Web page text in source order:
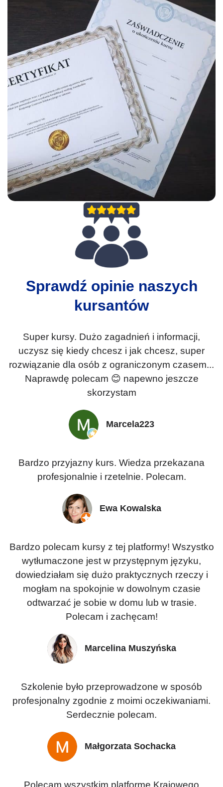
Sprawdź opinie naszych
kursantów
Super kursy. Dużo zagadnień i informacji,
uczysz się kiedy chcesz i jak chcesz, super
rozwiązanie dla osób z ograniczonym czasem...
Naprawdę polecam 😊 napewno jeszcze
skorzystam
Marcela223
Bardzo przyjazny kurs. Wiedza przekazana
profesjonalnie i rzetelnie. Polecam.
Ewa Kowalska
Bardzo polecam kursy z tej platformy! Wszystko
wytłumaczone jest w przystępnym języku,
dowiedziałam się dużo praktycznych rzeczy i
mogłam na spokojnie w dowolnym czasie
odtwarzać je sobie w domu lub w trasie.
Polecam i zachęcam!
Marcelina Muszyńska
Szkolenie było przeprowadzone w sposób
profesjonalny zgodnie z moimi oczekiwaniami.
Serdecznie polecam.
Małgorzata Sochacka
Polecam wszystkim platformę Krajowego